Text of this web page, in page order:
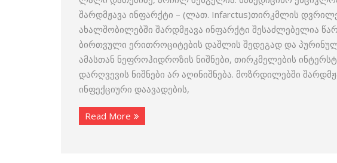
შარდმჟავა ინფარქტი – (ლათ. Infarctus)თირკმლის
ახალშობილებში შარდმჟავა ინფარქტი შესაძლებელია
ბირთვული ერითროციტების დაშლის შედეგად და
ამასთან ნეფროჰიდროზის ნიშნები, თირკმელების
დარღვევის ნიშნები არ აღინიშნება. მოზრდილებში
ინფექციური დაავადების,
Read More